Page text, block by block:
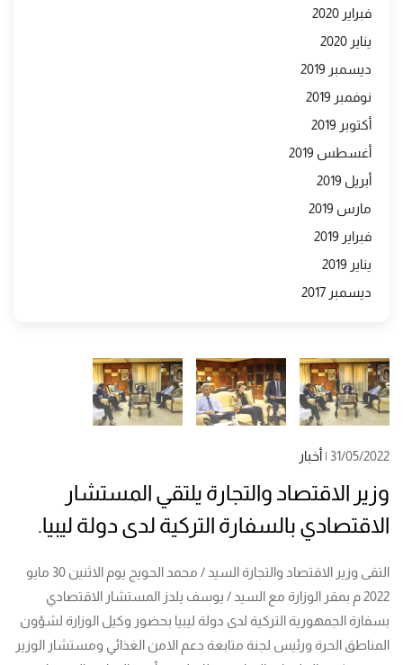
فبراير 2020
يناير 2020
ديسمبر 2019
نوفمبر 2019
أكتوبر 2019
أغسطس 2019
أبريل 2019
مارس 2019
فبراير 2019
يناير 2019
ديسمبر 2017
31/05/2022
| أخبار
وزير الاقتصاد والتجارة يلتقي المستشار
الاقتصادي بالسفارة التركية لدى دولة ليبيا.
التقى وزير الاقتصاد والتجارة السيد / محمد الحويج يوم الاثنين 30 مايو
2022 م بمقر الوزارة مع السيد / يوسف يلدز المستشار الاقتصادي
بسفارة الجمهورية التركية لدى دولة ليبيا بحضور وكيل الوزارة لشؤون
المناطق الحرة ورئيس لجنة متابعة دعم الامن الغذائي ومستشار الوزير